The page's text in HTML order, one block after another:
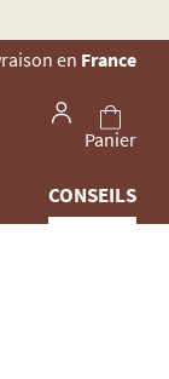
en France
Panier
CONSEILS